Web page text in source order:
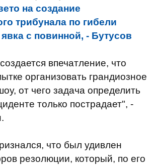
на создание
трибунала по гибели
с повинной, - Бутусов
впечатление, что
организовать грандиозное
от чего задача определить
только пострадает", -
что был удивлен
резолюции, который, по его